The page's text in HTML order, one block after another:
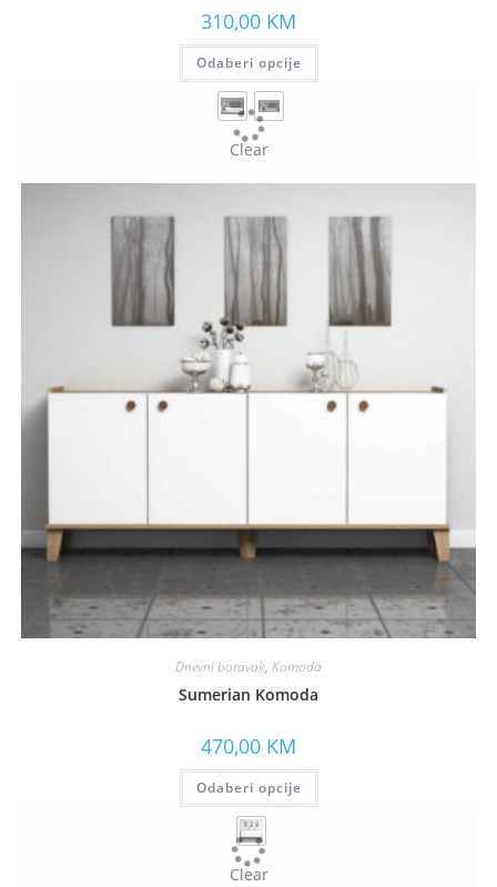
310,00 KM
Odaberi opcije
Clear
Dnevni boravak, Komoda
Sumerian Komoda
470,00 KM
Odaberi opcije
Clear